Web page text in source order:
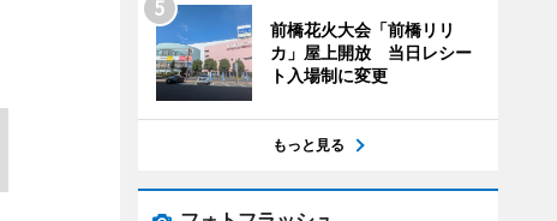
前橋花火大会「前橋リリ
カ」屋上開放 当日レシー
ト入場制に変更
もっと見る